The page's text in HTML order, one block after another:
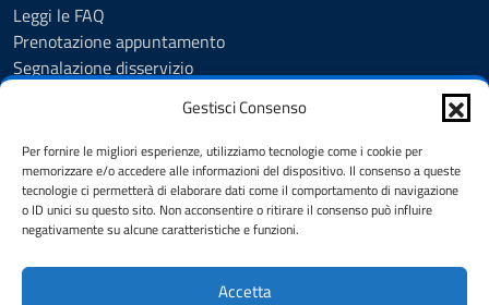
Gestisci Consenso
Per fornire le migliori esperienze, utilizziamo tecnologie come i cookie per
memorizzare e/o accedere alle informazioni del dispositivo. Il consenso a queste
tecnologie ci permetterà di elaborare dati come il comportamento di navigazione
o ID unici su questo sito. Non acconsentire o ritirare il consenso può influire
negativamente su alcune caratteristiche e funzioni.
Accetta
Leggi le FAQ
Prenotazione appuntamento
Segnalazione disservizio
Informativa privacy
Note legali
Dichiarazione di accessibilità
Feedback